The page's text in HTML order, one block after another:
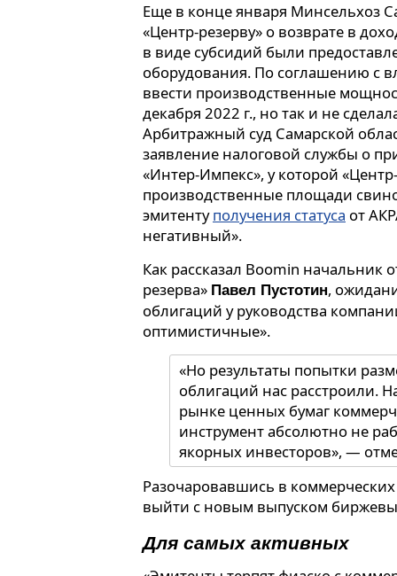
Еще в конце января Минсельхоз
«Центр-резерву» о возврате в
в виде субсидий были
оборудования. По соглашению с
ввести производственные
декабря 2022 г., но так и не
Арбитражный суд Самарской
заявление налоговой службы о
«Интер-Импекс», у которой
производственные площади
эмитентуполучения статуса от
негативный».
Как рассказал Boomin начальник
резерва» Павел Пустотин,
облигаций у руководства
оптимистичные».
«Но результаты попытки
облигаций нас расстроили.
рынке ценных бумаг
инструмент абсолютно не
якорных инвесторов», —
Разочаровавшись в
выйти с новым выпуском
Для самых активных